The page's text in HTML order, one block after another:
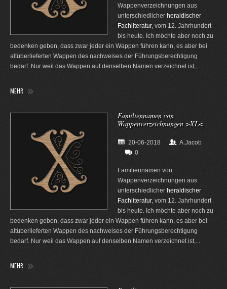
Wappenverzeichnungen aus
unterschiedlicher heraldischer
Fachliteratur, vom 12. Jahrhundert
bis heute. Ich möchte aber noch zu
bedenken geben, dass zwar jeder ein Wappen führen kann, es aber bei
altüberlieferten Wappen des nachweises der Führungsberechtigung
bedarf. Nur weil das Wappen auf denselben Namen verzeichnet ist,...
MEHR
Familiennamen von
Wappenverzeichnungen >XL<
20-06-2018
A.Jacob
0
Familiennamen von
Wappenverzeichnungen aus
unterschiedlicher heraldischer
Fachliteratur, vom 12. Jahrhundert
bis heute. Ich möchte aber noch zu
bedenken geben, dass zwar jeder ein Wappen führen kann, es aber bei
altüberlieferten Wappen des nachweises der Führungsberechtigung
bedarf. Nur weil das Wappen auf denselben Namen verzeichnet ist,...
MEHR